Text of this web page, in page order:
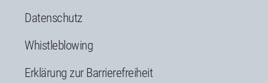
Datenschutz
Whistleblowing
Erklärung zur Barrierefreiheit